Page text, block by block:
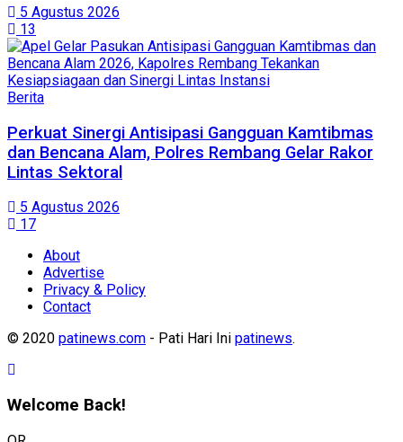
5 Agustus 2026
13
Berita
Perkuat Sinergi Antisipasi Gangguan Kamtibmas
dan Bencana Alam, Polres Rembang Gelar Rakor
Lintas Sektoral
5 Agustus 2026
17
About
Advertise
Privacy & Policy
Contact
© 2020 patinews.com - Pati Hari Ini patinews.
Welcome Back!